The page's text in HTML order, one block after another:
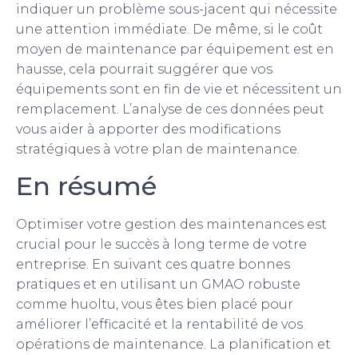
indiquer un problème sous-jacent qui nécessite
une attention immédiate. De même, si le coût
moyen de maintenance par équipement est en
hausse, cela pourrait suggérer que vos
équipements sont en fin de vie et nécessitent un
remplacement. L’analyse de ces données peut
vous aider à apporter des modifications
stratégiques à votre plan de maintenance.
En résumé
Optimiser votre gestion des maintenances est
crucial pour le succès à long terme de votre
entreprise. En suivant ces quatre bonnes
pratiques et en utilisant un GMAO robuste
comme huoltu, vous êtes bien placé pour
améliorer l’efficacité et la rentabilité de vos
opérations de maintenance. La planification et